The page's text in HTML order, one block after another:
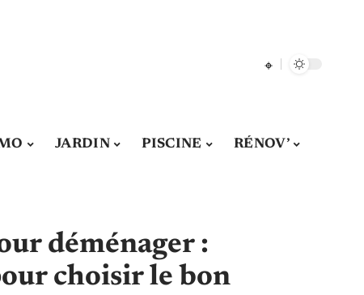
JARDIN PISCINE RÉNOV’
déménager :
choisir le bon